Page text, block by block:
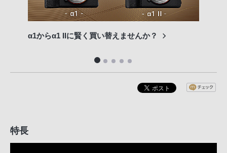
α1からα1 IIに賢く買い替えませんか？
特長